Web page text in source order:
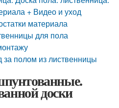
+ Видео и уход
материала
для пола
полом из лиственницы
доски